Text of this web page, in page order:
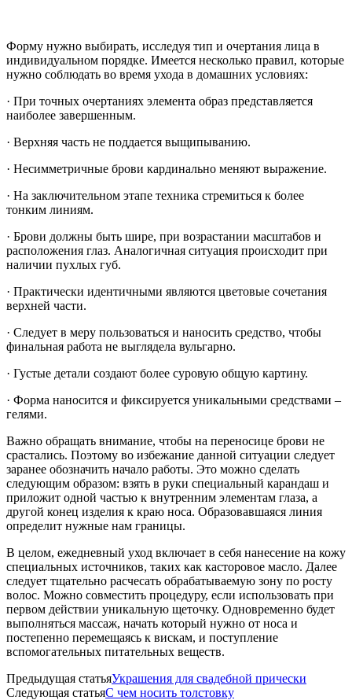
Форму нужно выбирать, исследуя тип и очертания лица в
индивидуальном порядке. Имеется несколько правил, которые
нужно соблюдать во время ухода в домашних условиях:
· При точных очертаниях элемента образ представляется
наиболее завершенным.
· Верхняя часть не поддается выщипыванию.
· Несимметричные брови кардинально меняют выражение.
· На заключительном этапе техника стремиться к более
тонким линиям.
· Брови должны быть шире, при возрастании масштабов и
расположения глаз. Аналогичная ситуация происходит при
наличии пухлых губ.
· Практически идентичными являются цветовые сочетания
верхней части.
· Следует в меру пользоваться и наносить средство, чтобы
финальная работа не выглядела вульгарно.
· Густые детали создают более суровую общую картину.
· Форма наносится и фиксируется уникальными средствами –
гелями.
Важно обращать внимание, чтобы на переносице брови не
срастались. Поэтому во избежание данной ситуации следует
заранее обозначить начало работы. Это можно сделать
следующим образом: взять в руки специальный карандаш и
приложит одной частью к внутренним элементам глаза, а
другой конец изделия к краю носа. Образовавшаяся линия
определит нужные нам границы.
В целом, ежедневный уход включает в себя нанесение на кожу
специальных источников, таких как касторовое масло. Далее
следует тщательно расчесать обрабатываемую зону по росту
волос. Можно совместить процедуру, если использовать при
первом действии уникальную щеточку. Одновременно будет
выполняться массаж, начать который нужно от носа и
постепенно перемещаясь к вискам, и поступление
вспомогательных питательных веществ.
Предыдущая статьяУкрашения для свадебной прически
Следующая статьяС чем носить толстовку